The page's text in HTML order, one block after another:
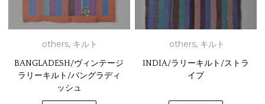
others, キルト
BANGLADESH/ヴィンテージ
ラリーキルト/バングラディ
ッシュ
others, キルト
INDIA/ラリーキルト/ストラ
イプ